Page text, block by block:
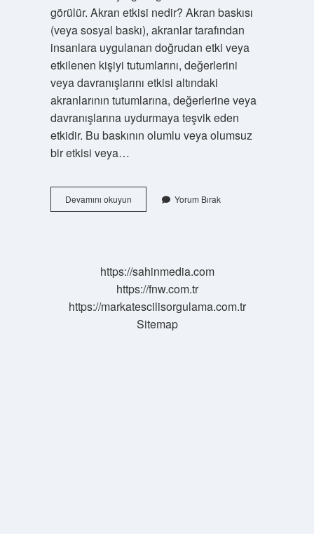
görülür. Akran etkisi nedir? Akran baskısı
(veya sosyal baskı), akranlar tarafından
insanlara uygulanan doğrudan etki veya
etkilenen kişiyi tutumlarını, değerlerini
veya davranışlarını etkisi altındaki
akranlarının tutumlarına, değerlerine veya
davranışlarına uydurmaya teşvik eden
etkidir. Bu baskının olumlu veya olumsuz
bir etkisi veya…
Devamını okuyunAkran
Nedir
Yorum Bırak
https://sahinmedia.com
https://fnw.com.tr
https://markatescilisorgulama.com.tr
Sitemap